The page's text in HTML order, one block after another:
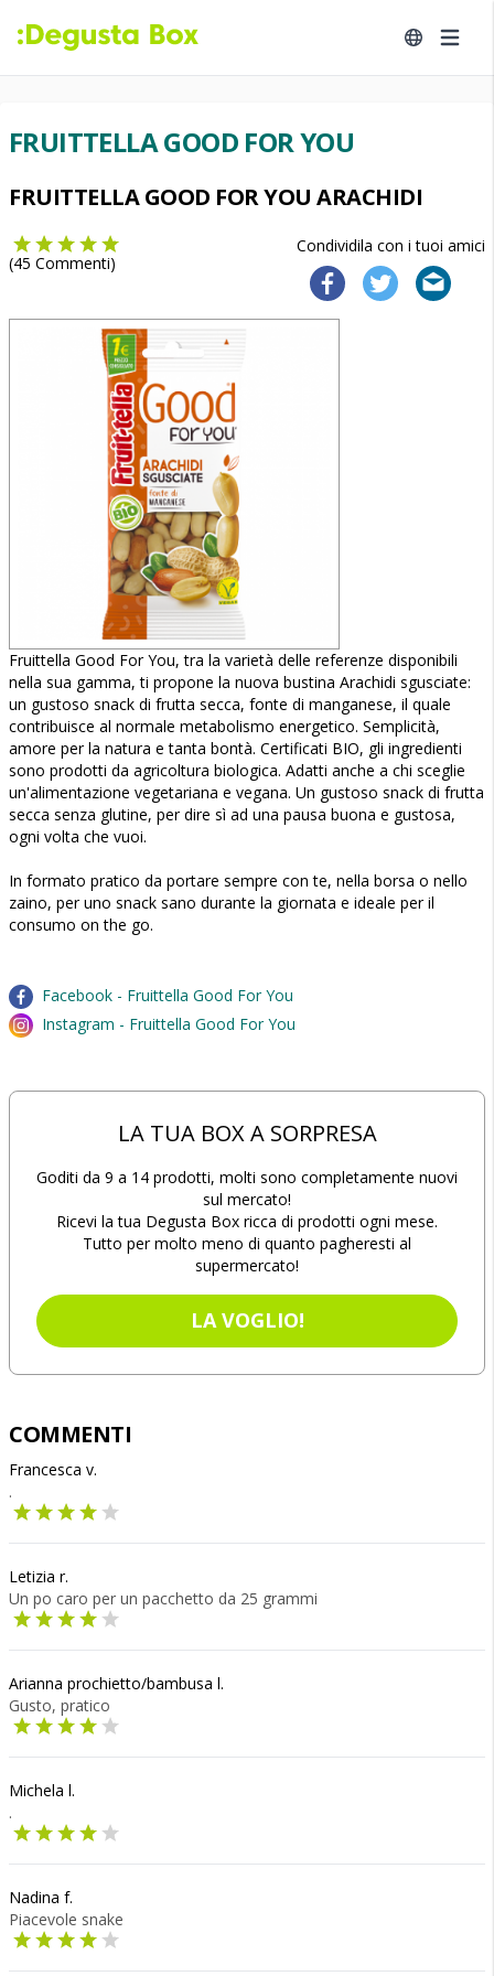
FRUITTELLA GOOD FOR YOU
FRUITTELLA GOOD FOR YOU ARACHIDI
Condividila con i tuoi amici
(45 Commenti)
Fruittella Good For You, tra la varietà delle referenze disponibili
nella sua gamma, ti propone la nuova bustina Arachidi sgusciate:
un gustoso snack di frutta secca, fonte di manganese, il quale
contribuisce al normale metabolismo energetico. Semplicità,
amore per la natura e tanta bontà. Certificati BIO, gli ingredienti
sono prodotti da agricoltura biologica. Adatti anche a chi sceglie
un'alimentazione vegetariana e vegana. Un gustoso snack di frutta
secca senza glutine, per dire sì ad una pausa buona e gustosa,
ogni volta che vuoi.
In formato pratico da portare sempre con te, nella borsa o nello
zaino, per uno snack sano durante la giornata e ideale per il
consumo on the go.
Facebook - Fruittella Good For You
Instagram - Fruittella Good For You
LA TUA BOX A SORPRESA
Goditi da 9 a 14 prodotti, molti sono completamente nuovi
sul mercato!
Ricevi la tua Degusta Box ricca di prodotti ogni mese.
Tutto per molto meno di quanto pagheresti al
supermercato!
LA VOGLIO!
COMMENTI
Francesca v.
.
Letizia r.
Un po caro per un pacchetto da 25 grammi
Arianna prochietto/bambusa l.
Gusto, pratico
Michela l.
.
Nadina f.
Piacevole snake